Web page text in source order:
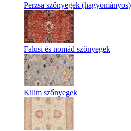
Perzsa szőnyegek (hagyományos)
Falusi és nomád szőnyegek
Kilim szőnyegek